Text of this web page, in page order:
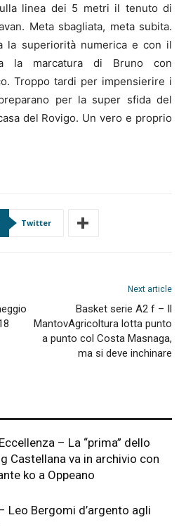
linea dei 5 metri il tenuto di
Meta sbagliata, meta subita.
la superiorità numerica e con il
la marcatura di Bruno con
Troppo tardi per impensierire i
per la super sfida del
del Rovigo. Un vero e proprio
Twitter
Next article
Basket serie A2 f – Il
MantovAgricoltura lotta punto
a punto col Costa Masnaga,
ma si deve inchinare
– La “prima” dello
Castellana va in archivio con
ko a Oppeano
Leo Bergomi d’argento agli